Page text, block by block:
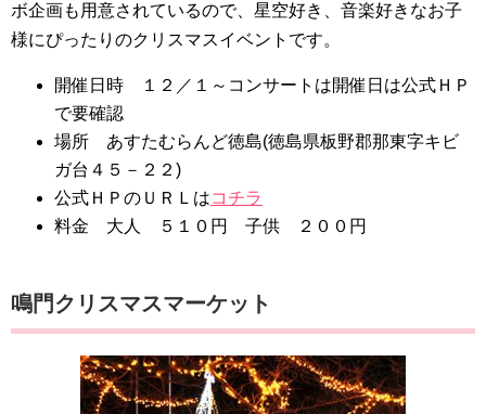
ボ企画も用意されているので、星空好き、音楽好きなお子
様にぴったりのクリスマスイベントです。
開催日時 １２／１～コンサートは開催日は公式ＨＰ
で要確認
場所 あすたむらんど徳島(徳島県板野郡那東字キビ
ガ台４５－２２)
公式ＨＰのＵＲＬはコチラ
料金 大人 ５１０円 子供 ２００円
鳴門クリスマスマーケット